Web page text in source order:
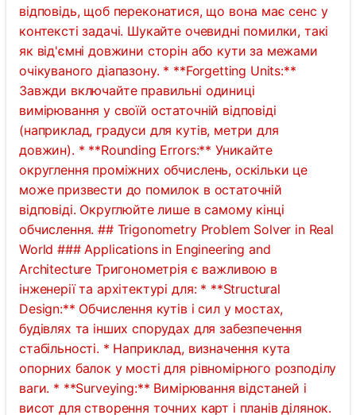
відповідь, щоб переконатися, що вона має сенс у
контексті задачі. Шукайте очевидні помилки, такі
як від'ємні довжини сторін або кути за межами
очікуваного діапазону. * **Forgetting Units:**
Завжди включайте правильні одиниці
вимірювання у своїй остаточній відповіді
(наприклад, градуси для кутів, метри для
довжин). * **Rounding Errors:** Уникайте
округлення проміжних обчислень, оскільки це
може призвести до помилок в остаточній
відповіді. Округлюйте лише в самому кінці
обчислення. ## Trigonometry Problem Solver in Real
World ### Applications in Engineering and
Architecture Тригонометрія є важливою в
інженерії та архітектурі для: * **Structural
Design:** Обчислення кутів і сил у мостах,
будівлях та інших спорудах для забезпечення
стабільності. * Наприклад, визначення кута
опорних балок у мості для рівномірного розподілу
ваги. * **Surveying:** Вимірювання відстаней і
висот для створення точних карт і планів ділянок.